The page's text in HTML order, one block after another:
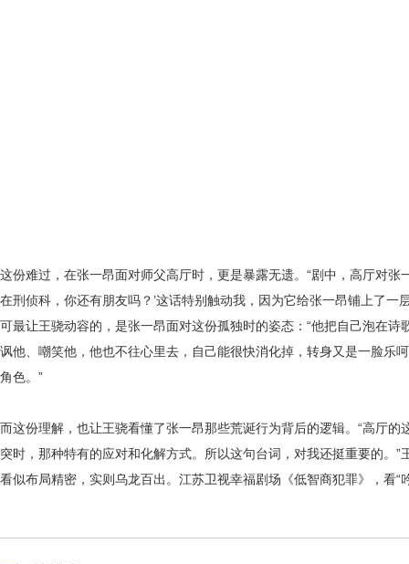
这份难过，在张一昂面对师父高厅时，更是暴露无遗。 “剧中，高厅对张
在刑侦科，你还有朋友吗？’这话特别触动我，因为它给张一昂铺上了一
可最让王骁动容的，是张一昂面对这份孤独时的姿态： “他把自己泡在诗
讽他、嘲笑他，他也不往心里去，自己能很快消化掉，转身又是一脸乐
角色。”
而这份理解，也让王骁看懂了张一昂那些荒诞行为背后的逻辑。 “高厅的
突时，那种特有的应对和化解方式。所以这句台词，对我还挺重要的。”
看似布局精密，实则乌龙百出。江苏卫视幸福剧场《低智商犯罪》，看“